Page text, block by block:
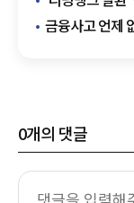
금융사고 언제
0개의 댓글